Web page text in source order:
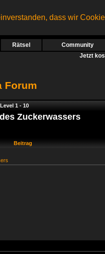
dass wir
Rätsel Community
Jetzt
Forum
Level 1 - 10
Zuckerwassers
Beitrag